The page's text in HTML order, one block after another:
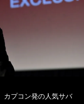
カプコン発の人気サバ